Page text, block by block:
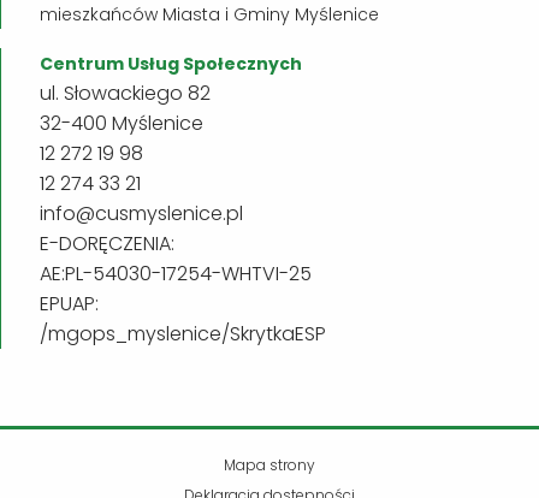
mieszkańców Miasta i Gminy Myślenice
Centrum Usług Społecznych
ul. Słowackiego 82
32-400 Myślenice
12 272 19 98
12 274 33 21
info@cusmyslenice.pl
E-DORĘCZENIA:
AE:PL-54030-17254-WHTVI-25
EPUAP:
/mgops_myslenice/SkrytkaESP
Mapa strony